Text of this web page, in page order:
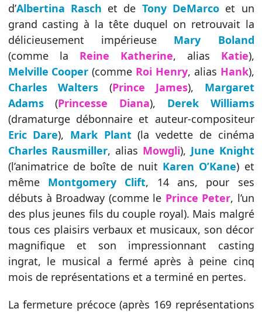
d’Albertina Rasch et de Tony DeMarcoet un
grand casting à la tête duquel on retrouvait la
délicieusement impérieuse Mary Boland
(comme la Reine Katherine, alias Katie),
Melville Cooper (comme Roi Henry, alias Hank),
Charles Walters (Prince James), Margaret
Adams(Princesse Diana), Derek Williams
(dramaturge débonnaire et auteur-compositeur
Eric Dare), Mark Plant(la vedette de cinéma
Charles Rausmiller, alias Mowgli), June Knight
(l’animatrice de boîte de nuit Karen O’Kane) et
même Montgomery Clift, 14 ans, pour ses
débuts à Broadway (comme le Prince Peter, l’un
des plus jeunes fils du couple royal). Mais malgré
tous ces plaisirs verbaux et musicaux, son décor
magnifique et son impressionnant casting
ingrat, le musical a fermé après à peine cinq
mois de représentations et a terminé en pertes.
La fermeture précoce (après 169 représentations